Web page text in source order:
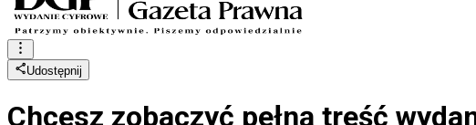
Udostępnij
Chcesz zobaczyć pełną treść